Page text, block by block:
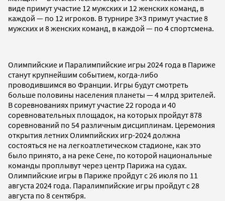
виде примут участие 12 мужских и 12 женских команд, в
каждой — по 12 игроков. В турнире 3×3 примут участие 8
мужских и 8 женских команд, в каждой — по 4 спортсмена.
Олимпийские и Паралимпийские игры 2024 года в Париже
станут крупнейшим событием, когда-либо
проводившимся во Франции. Игры будут смотреть
больше половины населения планеты — 4 млрд зрителей.
В соревнованиях примут участие 22 города и 40
соревновательных площадок, на которых пройдут 878
соревнований по 54 различным дисциплинам. Церемония
открытия летних Олимпийских игр-2024 должна
состояться не на легкоатлетическом стадионе, как это
было принято, а на реке Сене, по которой национальные
команды проплывут через центр Парижа на судах.
Олимпийские игры в Париже пройдут с 26 июля по 11
августа 2024 года. Паралимпийские игры пройдут с 28
августа по 8 сентября.